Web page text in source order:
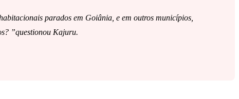
parados em Goiânia, e em outros municípios,
”questionou Kajuru.